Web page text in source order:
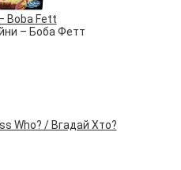
Boba Fett
– Боба Фетт